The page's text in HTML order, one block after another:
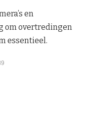
en
om overtredingen
essentieel.